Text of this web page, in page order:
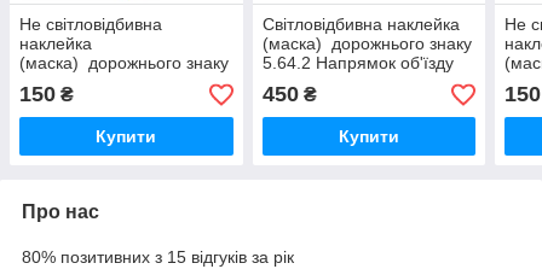
Не світловідбивна
наклейка
(маска) дорожнього знаку
5.32.2 Тупік
150 ₴
Купити
Світловідбивна наклейка
(маска) дорожнього знаку
5.64.2 Напрямок об'їзду
450₴
Купити
Не
150
Про нас
80% позитивних з 15 відгуків за рік